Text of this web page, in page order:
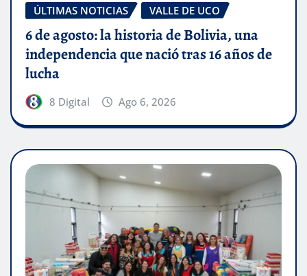
ÚLTIMAS NOTICIAS
VALLE DE UCO
6 de agosto: la historia de Bolivia, una
independencia que nació tras 16 años de
lucha
8 Digital Ago 6, 2026